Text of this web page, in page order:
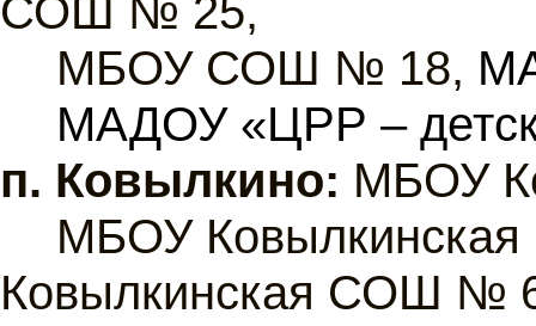
СОШ № 25,
МБОУ СОШ № 18,
МАДОУ «ЦРР –
п. Ковылкино: МБОУ
МБОУ
Ковылкинская СОШ №